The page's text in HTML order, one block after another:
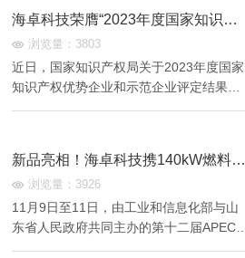
室、燃料电池生产...
海卓科技荣膺“2023年度国家知识产
权优势企业”
浏览量：3803
近日，国家知识产权局关于2023年度国家
知识产权优势企业和示范企业评定结果已
权优势企业，表明海...
新品亮相！海卓科技携140kW燃料电
池系统参加第十二届APEC中小企业
技术交流暨展览会
浏览量：3926
11月9日至11日，由工业和信息化部与山
东省人民政府共同主办的第十二届APEC中